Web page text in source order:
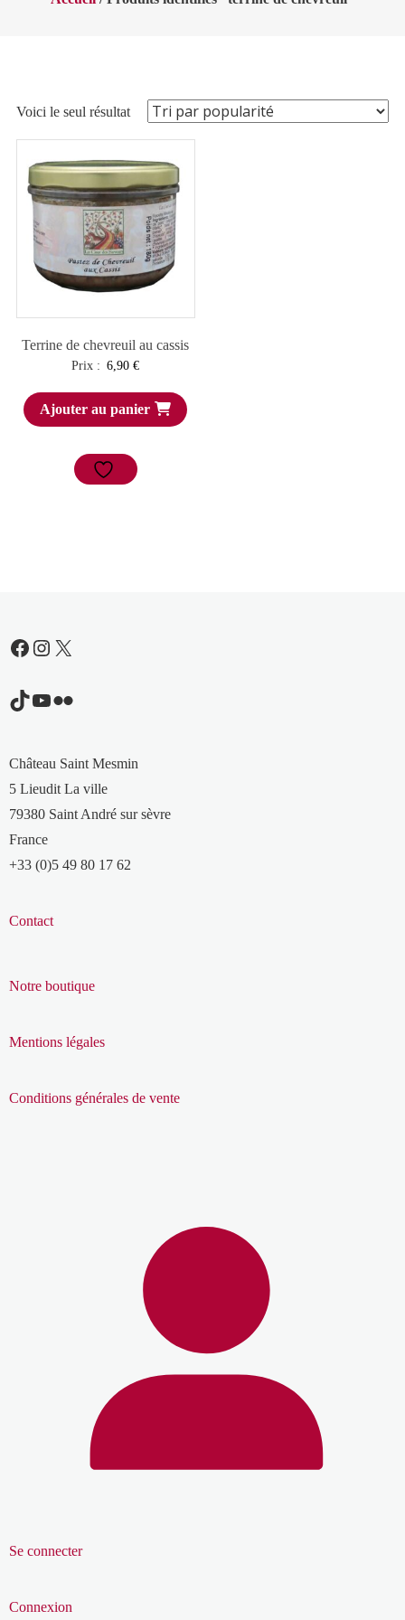
Voici le seul résultat
Terrine de chevreuil au cassis
Prix : 6,90€
Ajouter au panier
Facebook
Instagram
X
TikTok
YouTube
Flickr
Château Saint Mesmin
5 Lieudit La ville
79380 Saint André sur sèvre
France
+33 (0)5 49 80 17 62
Contact
Notre boutique
Mentions légales
Conditions générales de vente
Se connecter
Connexion